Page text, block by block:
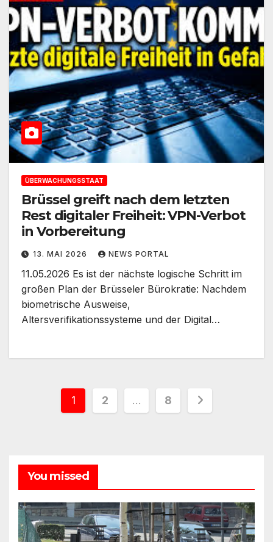
ÜBERWACHUNGSSTAAT
Brüssel greift nach dem letzten
Rest digitaler Freiheit: VPN-Verbot
in Vorbereitung
13. MAI 2026 NEWS PORTAL
11.05.2026 Es ist der nächste logische Schritt im
großen Plan der Brüsseler Bürokratie: Nachdem
biometrische Ausweise,
Altersverifikationssysteme und der Digital…
Seitennummerierung
1 2 … 8
You missed